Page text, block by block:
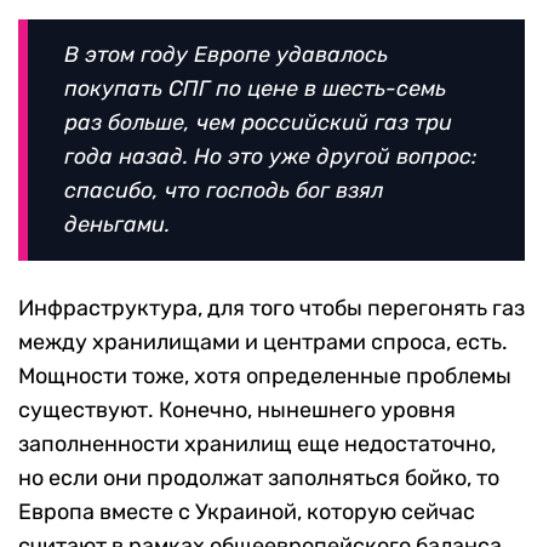
В этом году Европе удавалось
покупать СПГ по цене в шесть-семь
раз больше, чем российский газ три
года назад. Но это уже другой вопрос:
спасибо, что господь бог взял
деньгами.
Инфраструктура, для того чтобы перегонять газ
между хранилищами и центрами спроса, есть.
Мощности тоже, хотя определенные проблемы
существуют. Конечно, нынешнего уровня
заполненности хранилищ еще недостаточно,
но если они продолжат заполняться бойко, то
Европа вместе с Украиной, которую сейчас